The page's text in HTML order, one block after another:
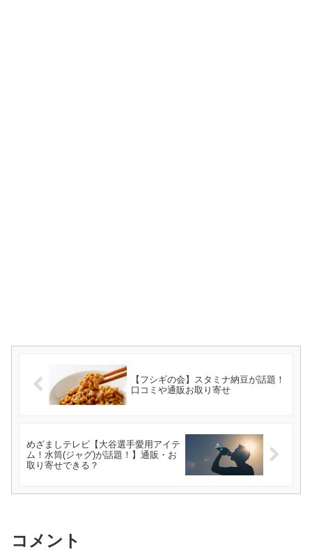
【フシギの会】スタミナ納豆が話題！
口コミや通販お取り寄せ
めざましテレビ【大谷選手愛用アイテ
ム！水筒(ジャグ)が話題！】通販・お
取り寄せできる？
コメント